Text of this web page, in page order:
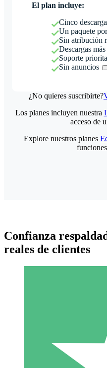
El plan incluye:
Cinco
Un paquete
Sin atribución
Descargas
Soporte
Sin anuncios
¿No quieres suscribirte?
Paquetes de
Paga según el uso con
Los planes incluyen nuestra
acceso de
Explore nuestros planes
Confianza
reales de clientes